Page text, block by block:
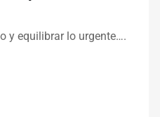
y equilibrar lo urgente….